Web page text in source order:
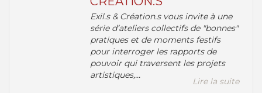
Exil.s & Création.s vous invite à une
série d’ateliers collectifs de "bonnes"
pratiques et de moments festifs
pour interroger les rapports de
pouvoir qui traversent les projets
artistiques,...
Lire la suite